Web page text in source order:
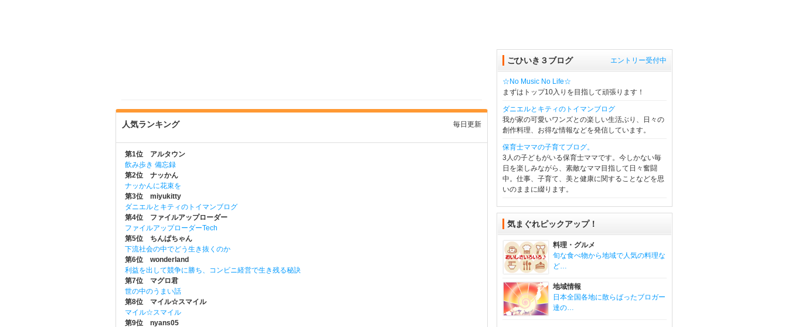
人気ランキング 毎日更新
第1位 アルタウン
飲み歩き 備忘録
第2位 ナッかん
ナッかんに花束を
第3位 miyukitty
ダニエルとキティのトイマンブログ
第4位 ファイルアップローダー
ファイルアップローダーTech
第5位 ちんぱちゃん
下流社会の中でどう生き抜くのか
第6位 wonderland
利益を出して競争に勝ち、コンビニ経営で生き残る秘訣
第7位 マグロ君
世の中のうまい話
第8位 マイル☆スマイル
マイル☆スマイル
第9位 nyans05
エントリー受付中
ごひいき３ブログ
☆No Music No Life☆
まずはトップ10入りを目指して頑張ります！
ダニエルとキティのトイマンブログ
我が家の可愛いワンズとの楽しい生活ぶり、日々の
創作料理、お得な情報などを発信しています。
保育士ママの子育てブログ。
3人の子どもがいる保育士ママです。今しかない毎
日を楽しみながら、素敵なママ目指して日々奮闘
中。仕事、子育て、美と健康に関することなどを思
いのままに綴ります。
気まぐれピックアップ！
料理・グルメ
旬な食べ物から地域で人気の料理な
ど…
地域情報
日本全国各地に散らばったブロガー
達の…